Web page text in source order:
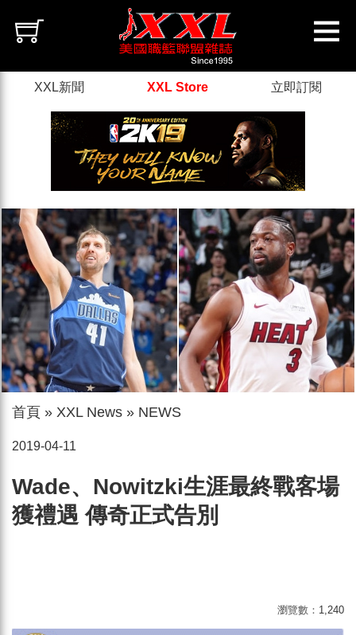
XXL新聞 XXL Store 立即訂閱
首頁 » XXL News » NEWS
2019-04-11
Wade、Nowitzki生涯最終戰客場
獲禮遇 傳奇正式告別
瀏覽數： 1,240